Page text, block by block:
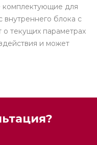
для
блока с
текущих параметрах
и может